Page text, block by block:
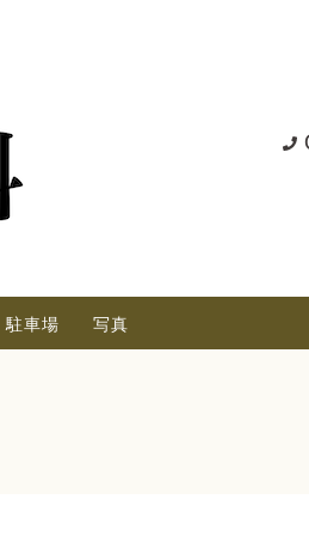
駐車場 写真